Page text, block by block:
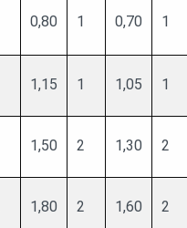
0,80 1 0,70 1
1,15 1 1,05 1
1,50 2 1,30 2
1,80 2 1,60 2